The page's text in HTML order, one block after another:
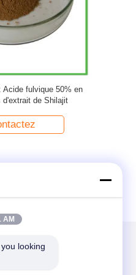
de feuilles de ginkgo
20:1
AM
looking